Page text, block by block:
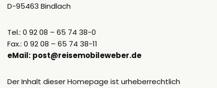
D-95463 Bindlach
Tel.: 0 92 08 – 65 74 38-0
Fax.: 0 92 08 – 65 74 38-11
eMail: post@reisemobileweber.de
Der Inhalt dieser Homepage ist urheberrechtlich